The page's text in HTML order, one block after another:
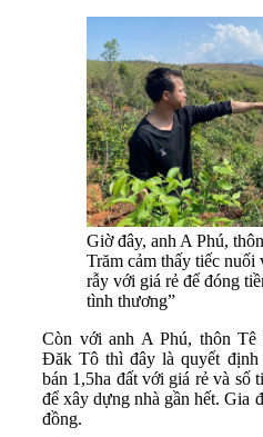
Giờ đây, anh A Phú,
Trăm cảm thấy tiếc nuối
rẫy với giá rẻ để đóng
tình thương”
Còn với anh A Phú, thôn Tê
Đăk Tô thì đây là quyết định
bán 1,5ha đất với giá rẻ và số
để xây dựng nhà gần hết. Gia
đồng.